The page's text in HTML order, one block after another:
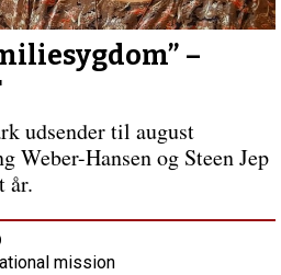
–
udsender til august
Weber-Hansen og Steen Jep
år.
mission